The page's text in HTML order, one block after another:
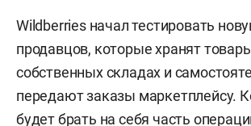
Wildberries начал тестировать
продавцов, которые хранят
собственных складах и
передают заказы маркетплейсу.
будет брать на себя часть